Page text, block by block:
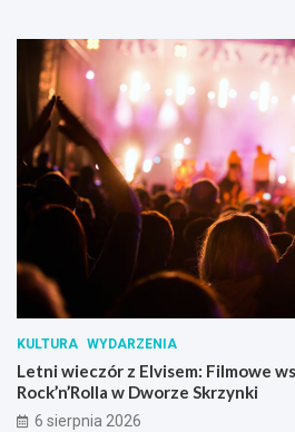
KULTURA WYDARZENIA
Letni wieczór z Elvisem: Filmowe
Rock’n’Rolla w Dworze Skrzynki
6 sierpnia 2026